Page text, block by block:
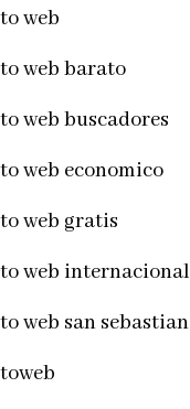
web
web barato
web buscadores
web economico
web gratis
web internacional
web san sebastian